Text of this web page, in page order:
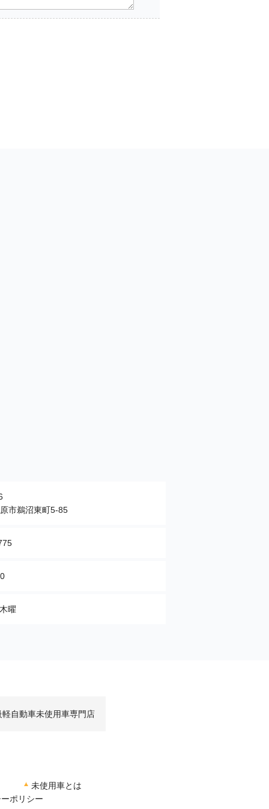
市鵜沼東町5-85
曜
自動車未使用車専門店
未使用車とは
ポリシー